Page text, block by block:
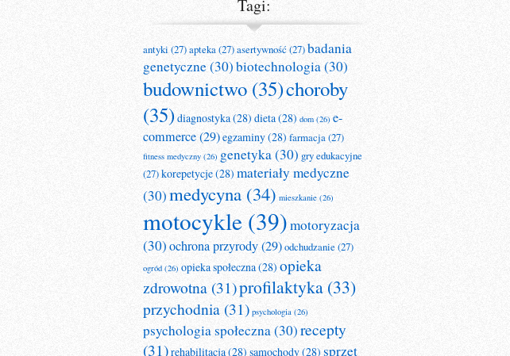
Tagi:
antyki(27)apteka(27)asertywność(27)badania
genetyczne(30)biotechnologia(30)
budownictwo (35)choroby
(35) diagnostyka(28) dieta(28) dom (26) e-
commerce(29)egzaminy(28) farmacja(27)
fitness medyczny (26) genetyka(30) gry edukacyjne
(27)korepetycje(28) materiały medyczne
(30)medycyna (34) mieszkanie (26)
motocykle (39)motoryzacja
(30)ochrona przyrody(29)odchudzanie(27)
ogród (26) opieka społeczna(28) opieka
zdrowotna (31)profilaktyka (33)
przychodnia (31) psychologia (26)
psychologia społeczna(30)recepty
(31)rehabilitacja(28) samochody(28) sprzęt